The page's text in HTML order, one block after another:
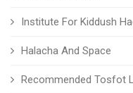
Institute For Kiddush
Halacha And Space
Recommended Tosfot